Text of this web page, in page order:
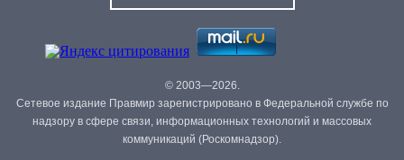
© 2003—2026.
Сетевое издание Правмир зарегистрировано в Федеральной службе по
надзору в сфере связи, информационных технологий и массовых
коммуникаций (Роскомнадзор).